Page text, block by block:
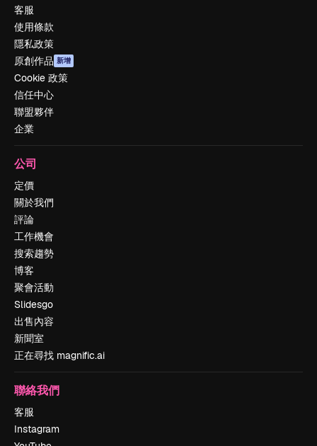
客服
使用條款
隱私政策
原創作品 新增
Cookie 政策
信任中心
聯盟夥伴
企業
公司
定價
關於我們
評論
工作機會
搜索趨勢
博客
聚會活動
Slidesgo
出售內容
新聞室
正在尋找 magnific.ai
聯絡我們
客服
Instagram